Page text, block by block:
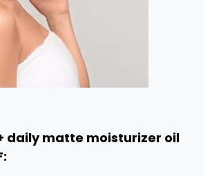
daily matte moisturizer oil